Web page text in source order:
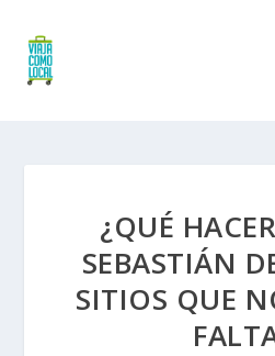
¿QUÉ
SEBASTIÁN
SITIOS QUE